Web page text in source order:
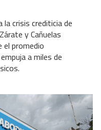
la crisis crediticia de
y Cañuelas
el promedio
a miles de